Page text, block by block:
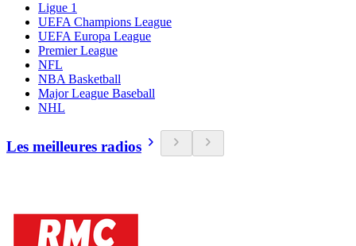
Ligue 1
UEFA Champions League
UEFA Europa League
Premier League
NFL
NBA Basketball
Major League Baseball
NHL
Les meilleures radios